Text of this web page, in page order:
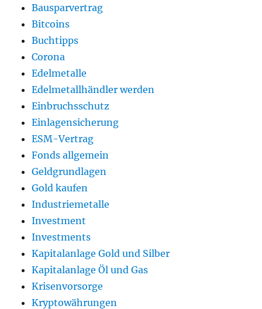
Bausparvertrag
Bitcoins
Buchtipps
Corona
Edelmetalle
Edelmetallhändler werden
Einbruchsschutz
Einlagensicherung
ESM-Vertrag
Fonds allgemein
Geldgrundlagen
Gold kaufen
Industriemetalle
Investment
Investments
Kapitalanlage Gold und Silber
Kapitalanlage Öl und Gas
Krisenvorsorge
Kryptowährungen